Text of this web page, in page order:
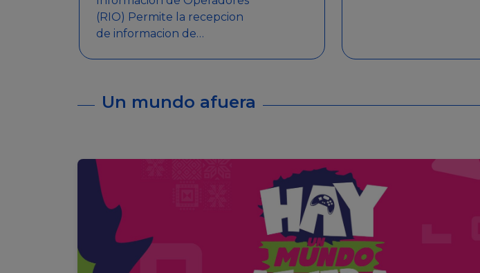
(RIO) Permite la recepcion
de informacion de
significativos, entre otros.
Un mundo afuera